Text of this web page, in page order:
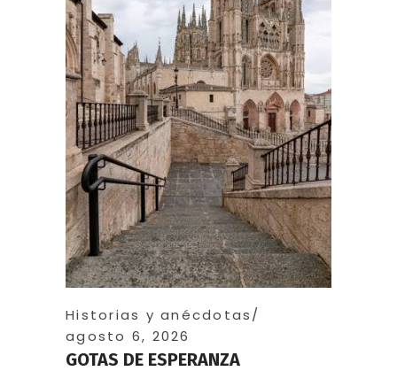
Historias y anécdotas
agosto 6, 2026
GOTAS DE ESPERANZA